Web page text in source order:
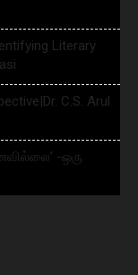
Literary
C.S. Arul
-ஒரு